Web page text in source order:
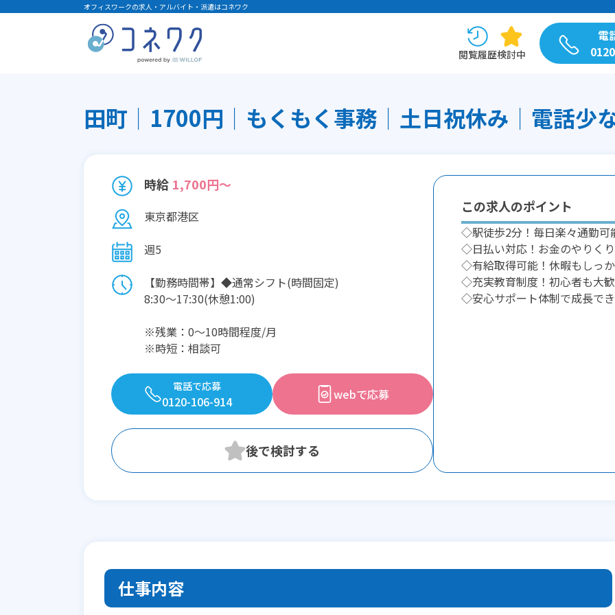
オフィスワークの求人・アルバイト・派遣はコネワク
閲覧履歴検討中
電
田町│1700円│もくもく事務│土日祝休み│電話少
時給 1,700円～
東京都港区
週5
【勤務時間帯】◆通常シフト(時間固定)
8:30〜17:30(休憩1:00)
※残業：0〜10時間程度/月
※時短：相談可
電話で応募
0120-106-914 webで応募
この求人のポイント
◇駅徒歩2分！毎日楽々通勤可
◇日払い対応！お金のやりく
◇有給取得可能！休暇もしっ
◇充実教育制度！初心者も大
◇安心サポート体制で成長で
仕事内容